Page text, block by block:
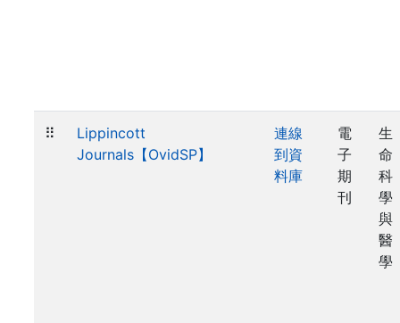
⠿
Lippincott
Journals【OvidSP】
連線
到資
料庫
電
子
期
刊
生
命
科
學
與
醫
學